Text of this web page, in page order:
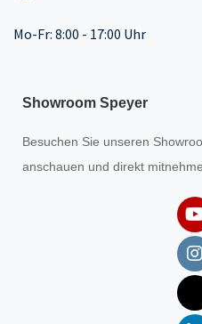
Mo-Fr: 8:00 - 17:00 Uhr
Showroom Speyer
Besuchen Sie unseren
anschauen und direkt